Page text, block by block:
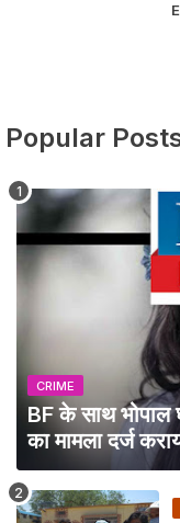
Popular
CRIME
BF के साथ भोपाल
का मामला दर्ज